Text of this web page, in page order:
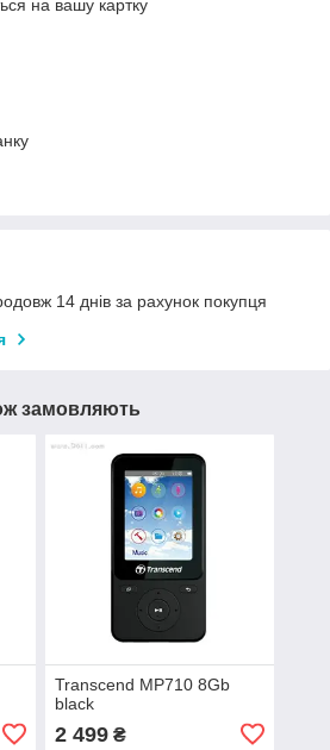
на вашу картку
14 днів за рахунок покупця
замовляють
Transcend MP710 8Gb
black
2 499₴